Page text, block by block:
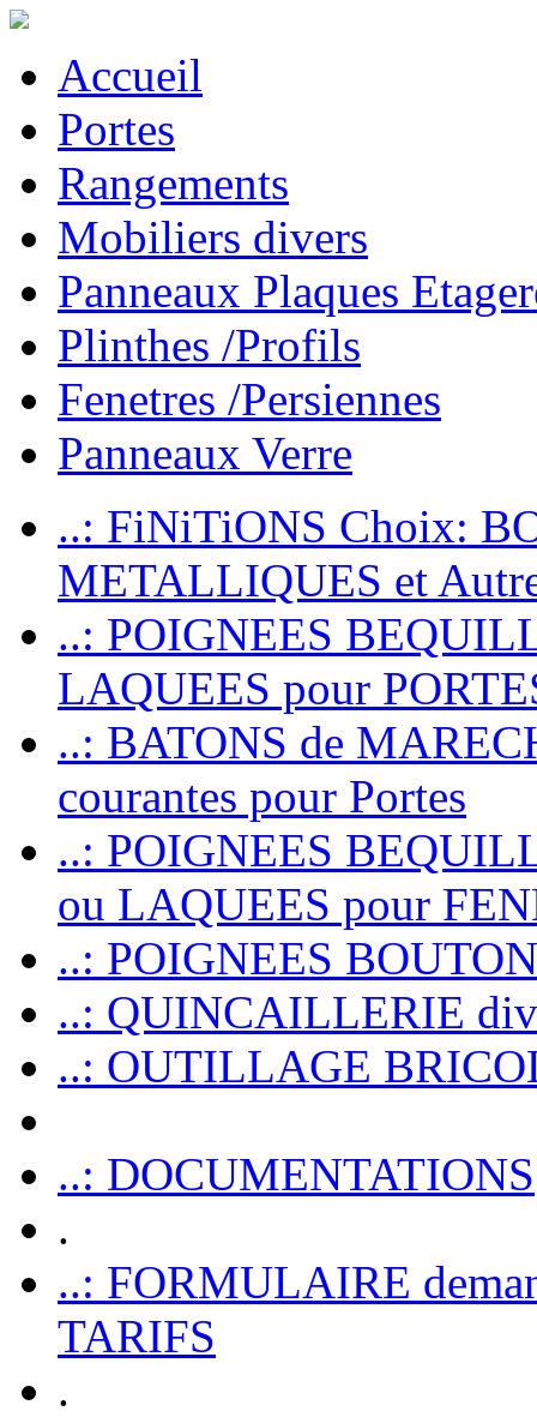
Accueil
Portes
Rangements
Mobiliers divers
Panneaux Plaques
Plinthes /Profils
Fenetres /Persiennes
Panneaux Verre
..: FiNiTiONS Choix:
METALLIQUES et
..: POIGNEES
LAQUEES pour
..: BATONS de
courantes pour Portes
..: POIGNEES
ou LAQUEES pour
..: POIGNEES
..: QUINCAILLERIE
..: OUTILLAGE
..: DOCUMENTATIONS
.
..: FORMULAIRE
TARIFS
.